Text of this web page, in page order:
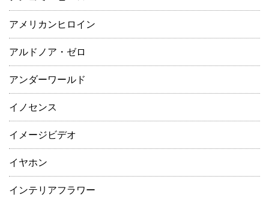
アメリカンヒロイン
アルドノア・ゼロ
アンダーワールド
イノセンス
イメージビデオ
イヤホン
インテリアフラワー